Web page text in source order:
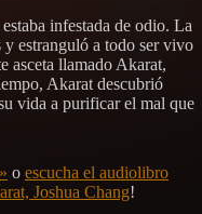
infestada de odio. La
y estranguló a todo ser vivo
asceta llamado Akarat,
Akarat descubrió
vida a purificar el mal que
o escucha el audiolibro
Joshua Chang!